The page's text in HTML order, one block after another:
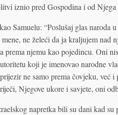
iznio pred Gospodina i od Njega
Samuelu: “Poslušaj glas naroda
ne želeći da ja kraljujem nad
prema njemu kao pojedincu. Oni
koji je imenovao narodne
ne samo prema čovjeku, već
Njegove ukore i savjete, oni
napretka bili su dani kad